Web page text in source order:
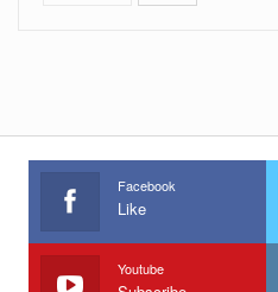
Facebook
Like
Youtube